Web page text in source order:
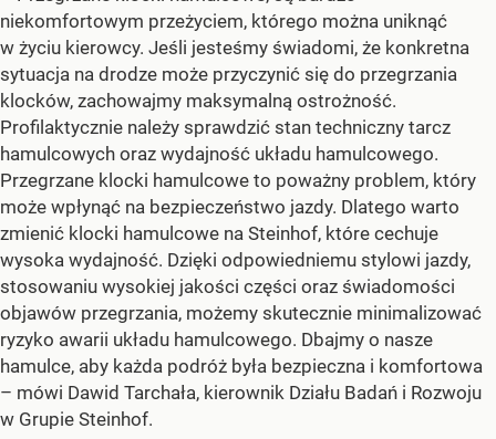
niekomfortowym przeżyciem, którego można uniknąć
w życiu kierowcy. Jeśli jesteśmy świadomi, że konkretna
sytuacja na drodze może przyczynić się do przegrzania
klocków, zachowajmy maksymalną ostrożność.
Profilaktycznie należy sprawdzić stan techniczny tarcz
hamulcowych oraz wydajność układu hamulcowego.
Przegrzane klocki hamulcowe to poważny problem, który
może wpłynąć na bezpieczeństwo jazdy. Dlatego warto
zmienić klocki hamulcowe na Steinhof, które cechuje
wysoka wydajność. Dzięki odpowiedniemu stylowi jazdy,
stosowaniu wysokiej jakości części oraz świadomości
objawów przegrzania, możemy skutecznie minimalizować
ryzyko awarii układu hamulcowego. Dbajmy o nasze
hamulce, aby każda podróż była bezpieczna i komfortowa
– mówi Dawid Tarchała, kierownik Działu Badań i Rozwoju
w Grupie Steinhof.